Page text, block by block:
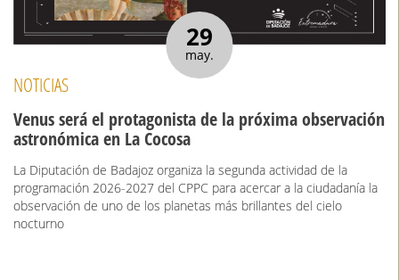
29
may.
NOTICIAS
Venus será el protagonista de la próxima observación
astronómica en La Cocosa
La Diputación de Badajoz organiza la segunda actividad de la
programación 2026-2027 del CPPC para acercar a la ciudadanía la
observación de uno de los planetas más brillantes del cielo
nocturno